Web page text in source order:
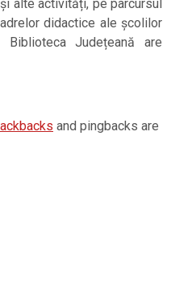
alte activități, pe parcursul
didactice ale școlilor
Județeană are
and pingbacks are